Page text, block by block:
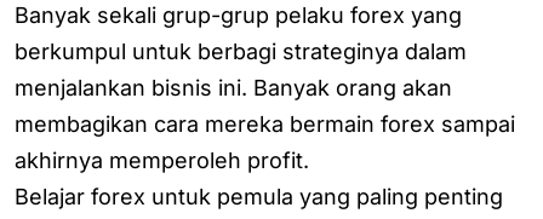
Banyak sekali grup-grup pelaku forex yang
berkumpul untuk berbagi strateginya dalam
menjalankan bisnis ini. Banyak orang akan
membagikan cara mereka bermain forex sampai
akhirnya memperoleh profit.
Belajar forex untuk pemula yang paling penting